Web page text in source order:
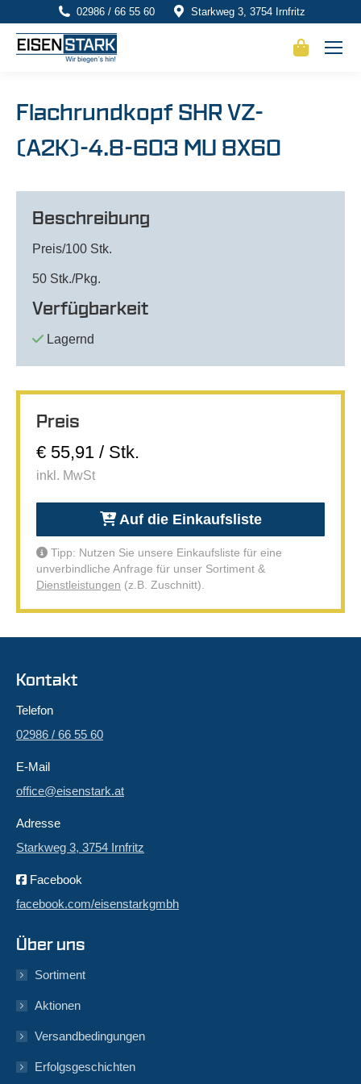
02986 / 66 55 60 Starkweg 3, 3754 Irnfritz
Flachrundkopf SHR VZ-
(A2K)-4.8-603 MU 8X60
Beschreibung
Preis/100 Stk.
50 Stk./Pkg.
Verfügbarkeit
Lagernd
Preis
€ 55,91 / Stk.
inkl. MwSt
Auf die Einkaufsliste
Tipp: Nutzen Sie unsere Einkaufsliste für eine
unverbindliche Anfrage für unser Sortiment &
Dienstleistungen (z.B. Zuschnitt).
Kontakt
Telefon
02986 / 66 55 60
E-Mail
office@eisenstark.at
Adresse
Starkweg 3, 3754 Irnfritz
Facebook
facebook.com/eisenstarkgmbh
Über uns
Sortiment
Aktionen
Versandbedingungen
Erfolgsgeschichten